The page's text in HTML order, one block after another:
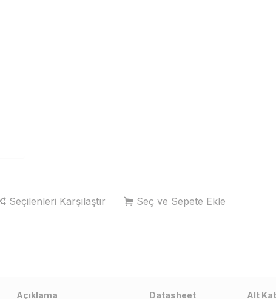
Seçilenleri Karşılaştır Seç ve Sepete Ekle
Açıklama Datasheet Alt